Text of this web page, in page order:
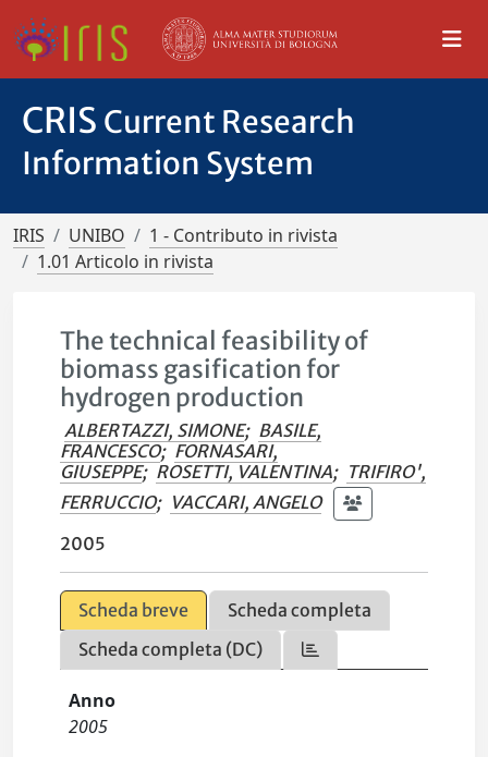
CRIS Current Research
Information System
IRIS UNIBO
1 - Contributo in rivista
1.01 Articolo in rivista
The technical feasibility of
biomass gasification for
hydrogen production
ALBERTAZZI, SIMONE; BASILE,
FRANCESCO; FORNASARI,
GIUSEPPE; ROSETTI, VALENTINA; TRIFIRO',
FERRUCCIO; VACCARI, ANGELO
2005
Scheda breve
Scheda completa
Scheda completa (DC)
Anno
2005